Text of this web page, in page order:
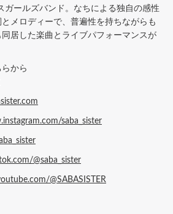
ガールズバンド。なちによる独自の感性
メロディーで、普遍性を持ちながらも
居した楽曲とライブパフォーマンスが
から
saba_sister
@saba_sister
@SABASISTER